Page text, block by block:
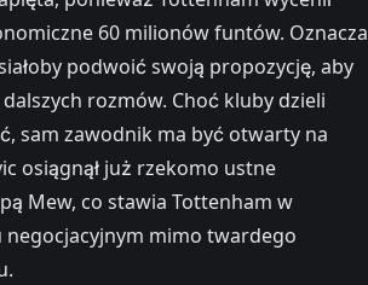
60 milionów funtów. Oznacza
podwoić swoją propozycję, aby
rozmów. Choć kluby dzieli
sam zawodnik ma być otwarty na
osiągnął już rzekomo ustne
Mew, co stawia Tottenham w
negocjacyjnym mimo twardego